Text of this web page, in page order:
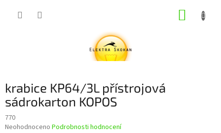
krabice KP64/3L přístrojová
sádrokarton KOPOS
770
Průměrné
Neohodnoceno Podrobnosti hodnocení